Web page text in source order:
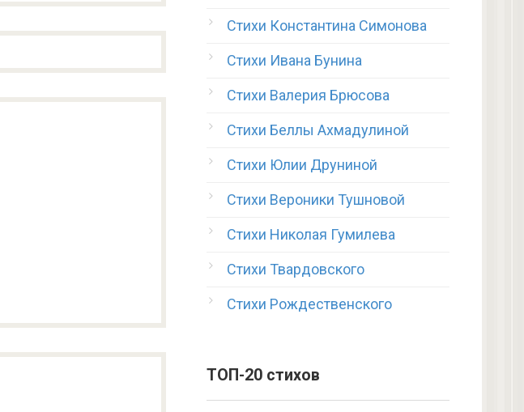
Стихи Константина Симонова
Стихи Ивана Бунина
Стихи Валерия Брюсова
Стихи Беллы Ахмадулиной
Стихи Юлии Друниной
Стихи Вероники Тушновой
Стихи Николая Гумилева
Стихи Твардовского
Стихи Рождественского
ТОП-20 стихов